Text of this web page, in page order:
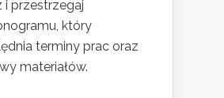
i przestrzegaj
który
terminy prac oraz
materiałów.